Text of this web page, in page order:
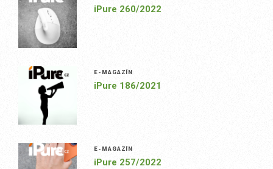
iPure 260/2022
E-MAGAZÍN
iPure 186/2021
E-MAGAZÍN
iPure 257/2022